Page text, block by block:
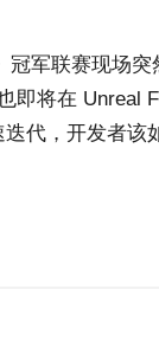
冠军联赛现场突
即将在 Unreal
代，开发者该